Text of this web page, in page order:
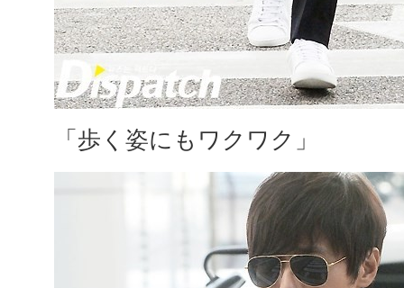
「歩く姿にもワクワク」